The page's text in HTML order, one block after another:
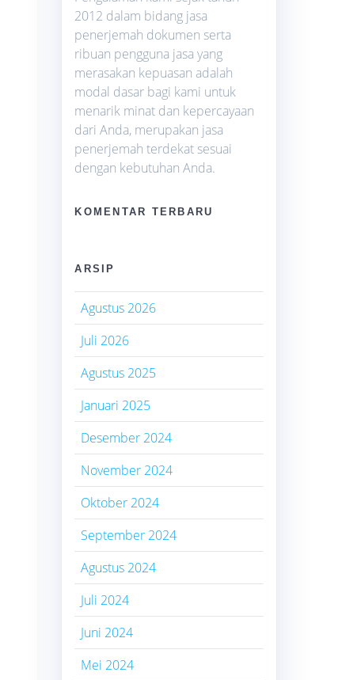
2012 dalam bidang jasa
penerjemah dokumen serta
ribuan pengguna jasa yang
merasakan kepuasan adalah
modal dasar bagi kami untuk
menarik minat dan kepercayaan
dari Anda, merupakan jasa
penerjemah terdekat sesuai
dengan kebutuhan Anda.
KOMENTAR TERBARU
ARSIP
Agustus 2026
Juli 2026
Agustus 2025
Januari 2025
Desember 2024
November 2024
Oktober 2024
September 2024
Agustus 2024
Juli 2024
Juni 2024
Mei 2024